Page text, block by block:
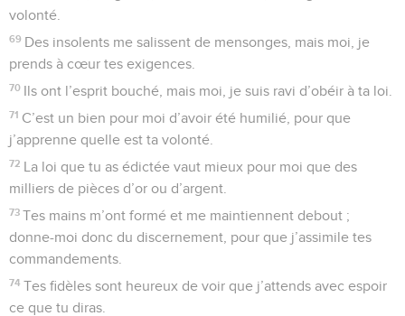
volonté.
69 Des insolents me salissent de mensonges, mais moi, je
prends à cœur tes exigences.
70 Ils ont l’esprit bouché, mais moi, je suis ravi d’obéir à ta loi.
71 C’est un bien pour moi d’avoir été humilié, pour que
j’apprenne quelle est ta volonté.
72 La loi que tu as édictée vaut mieux pour moi que des
milliers de pièces d’or ou d’argent.
73 Tes mains m’ont formé et me maintiennent debout ;
donne-moi donc du discernement, pour que j’assimile tes
commandements.
74 Tes fidèles sont heureux de voir que j’attends avec espoir
ce que tu diras.